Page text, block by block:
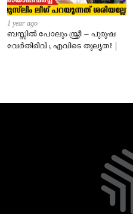
1 year ago
ബസ്സിൽ പോലും സ്ത്രീ – പുരുഷ
വേർതിരിവ് ; എവിടെ തുല്യത? |